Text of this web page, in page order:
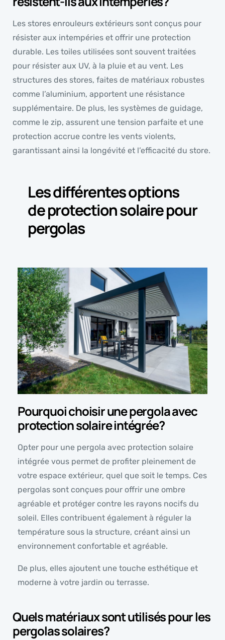
Les stores enrouleurs extérieurs sont conçus pour
résister aux intempéries et offrir une protection
durable. Les toiles utilisées sont souvent traitées
pour résister aux UV, à la pluie et au vent. Les
structures des stores, faites de matériaux robustes
comme l’aluminium, apportent une résistance
supplémentaire. De plus, les systèmes de guidage,
comme le zip, assurent une tension parfaite et une
protection accrue contre les vents violents,
garantissant ainsi la longévité et l’efficacité du store.
Les différentes options
de protection solaire pour
pergolas
Pourquoi choisir une pergola avec
protection solaire intégrée?
Opter pour une pergola avec protection solaire
intégrée vous permet de profiter pleinement de
votre espace extérieur, quel que soit le temps. Ces
pergolas sont conçues pour offrir une ombre
agréable et protéger contre les rayons nocifs du
soleil. Elles contribuent également à réguler la
température sous la structure, créant ainsi un
environnement confortable et agréable.
De plus, elles ajoutent une touche esthétique et
moderne à votre jardin ou terrasse.
Quels matériaux sont utilisés pour les
pergolas solaires?